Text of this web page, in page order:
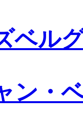
ベル
ン・